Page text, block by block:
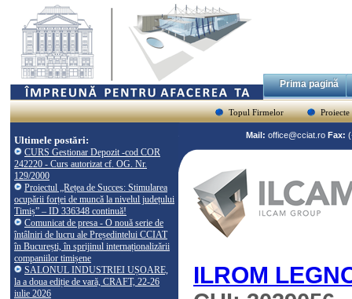
Prima pagină
Topul Firmelor Proiecte
Ultimele postări:
CURS Gestionar Depozit -cod COR
242220 - Curs autorizat cf. OG. Nr.
129/2000
Proiectul „Rețea de Succes: Stimularea
ocupării forței de muncă la nivelul județului
Timiș” – ID 336348 continuă!
Comunicat de presa - O nouă serie de
întâlniri de lucru ale Președintelui CCIAT
în București, în sprijinul internaționalizării
companiilor timișene
SALONUL INDUSTRIEI UȘOARE,
la a doua ediție de vară, CRAFT, 22-26
iulie 2026
Mail: office@cciat.ro Fax:
ILROM